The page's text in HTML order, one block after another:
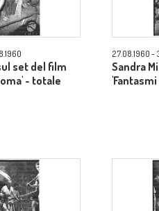
set del film
- totale
27.08.1960 -
Sandra